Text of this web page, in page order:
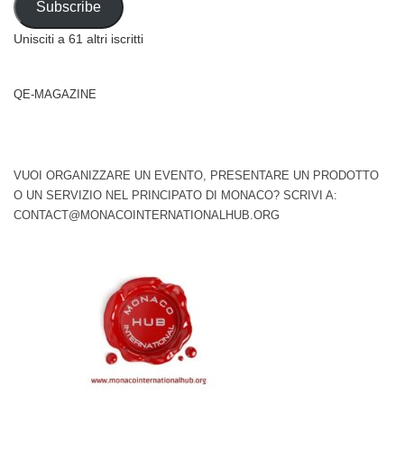
Subscribe
Unisciti a 61 altri iscritti
QE-MAGAZINE
VUOI ORGANIZZARE UN EVENTO, PRESENTARE UN PRODOTTO
O UN SERVIZIO NEL PRINCIPATO DI MONACO? SCRIVI A:
CONTACT@MONACOINTERNATIONALHUB.ORG